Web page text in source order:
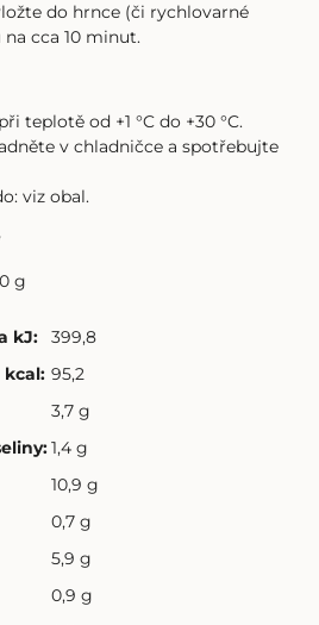
do hrnce (či rychlovarné
cca 10 minut.
teplotě od +1 °C do +30 °C.
v chladničce a spotřebujte
viz obal.
g
kJ:
399,8
kcal: 95,2
3,7 g
:1,4 g
10,9 g
0,7 g
5,9 g
0,9 g